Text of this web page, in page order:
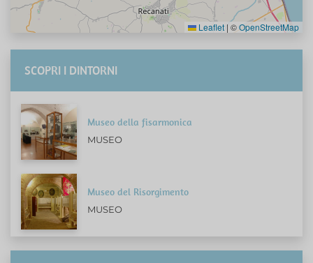
Leaflet | ©OpenStreetMap
SCOPRI I DINTORNI
Museo della fisarmonica
MUSEO
Museo del Risorgimento
MUSEO